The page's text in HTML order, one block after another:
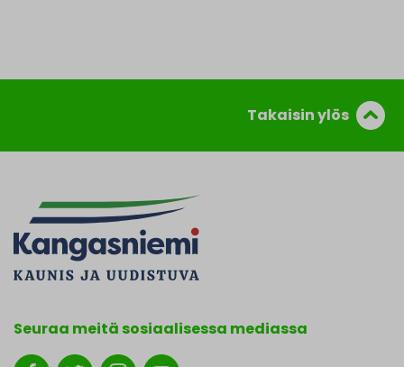
Takaisin ylös
Seuraa meitä sosiaalisessa mediassa